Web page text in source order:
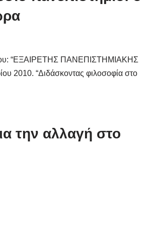
“ΕΞΑΙΡΕΤΗΣ ΠΑΝΕΠΙΣΤΗΜΙΑΚΗΣ
“Διδάσκοντας φιλοσοφία στο
την αλλαγή στο